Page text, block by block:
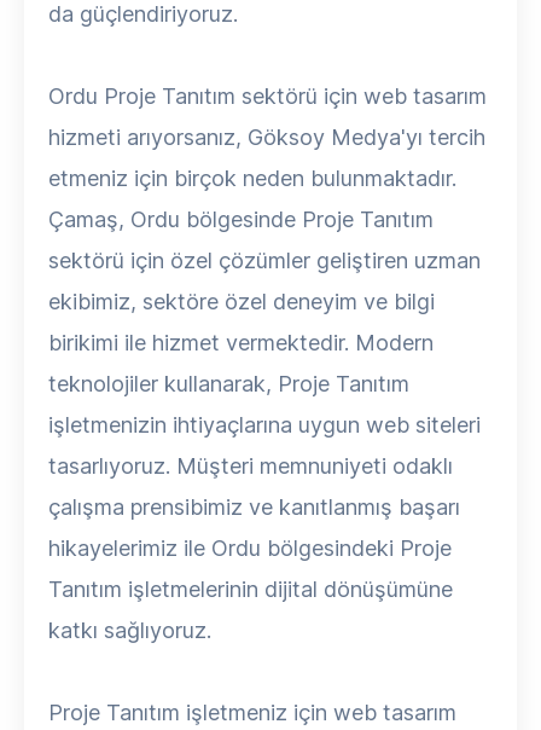
da güçlendiriyoruz.
Ordu Proje Tanıtım sektörü için web tasarım
hizmeti arıyorsanız, Göksoy Medya'yı tercih
etmeniz için birçok neden bulunmaktadır.
Çamaş, Ordu bölgesinde Proje Tanıtım
sektörü için özel çözümler geliştiren uzman
ekibimiz, sektöre özel deneyim ve bilgi
birikimi ile hizmet vermektedir. Modern
teknolojiler kullanarak, Proje Tanıtım
işletmenizin ihtiyaçlarına uygun web siteleri
tasarlıyoruz. Müşteri memnuniyeti odaklı
çalışma prensibimiz ve kanıtlanmış başarı
hikayelerimiz ile Ordu bölgesindeki Proje
Tanıtım işletmelerinin dijital dönüşümüne
katkı sağlıyoruz.
Proje Tanıtım işletmeniz için web tasarım